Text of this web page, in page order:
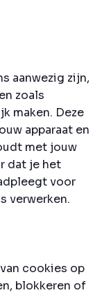
aanwezig zijn,
zoals
maken. Deze
apparaat en
met jouw
dat je het
voor
verwerken.
cookies op
blokkeren of